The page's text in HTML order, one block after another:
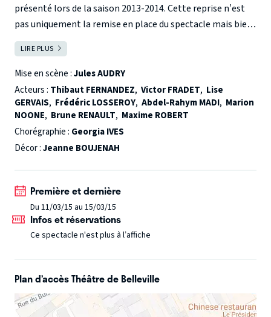
présenté lors de la saison 2013-2014. Cette reprise n’est
pas uniquement la remise en place du spectacle mais bien
un retour à l’origine du travail autour d’Hamlet ; que faire
de ces restes ? Héritages semble nous rapprocher, acteurs
et personnages, de cette question : que reste-il de nos
ancêtres ? Travailler Hamlet implique un regard vers le
passé, vers ce qui n’est plus, mais également un regard
vers ce qui nous reste et doit continuellement s’inventer.
Héritages c’est le croisement final du projet Looking for
Hamlet avec ses origines fictionnelles et réelles : l’histoire
monde, au final, nous appartient-il ?
LIRE PLUS
Mise en scène :Jules AUDRY
Acteurs : Thibaut FERNANDEZ, Victor FRADET, Lise
GERVAIS, Frédéric LOSSEROY, Abdel-Rahym MADI, Marion
NOONE, Brune RENAULT, Maxime ROBERT
Chorégraphie : Georgia IVES
Décor :Jeanne BOUJENAH
Première et dernière
Du 11/03/15 au 15/03/15
Infos et réservations
Ce spectacle n'est plus à l’affiche
Plan d’accès Théâtre de Belleville